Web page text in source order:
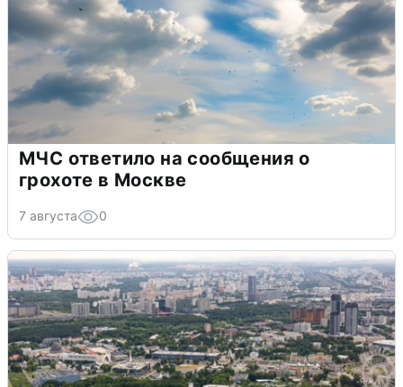
МЧС ответило на сообщения о
грохоте в Москве
7 августа 0